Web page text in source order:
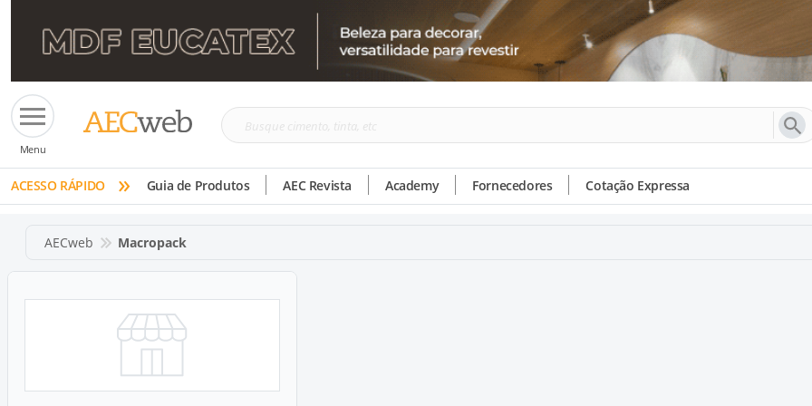
Menu
Busque
tinta,
etc
ACESSO RÁPIDO » Guia de Produtos AEC Revista Academy Fornecedores Cotação Expressa
AECweb Macropack